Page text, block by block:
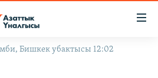
Бишкек убактысы 12:02